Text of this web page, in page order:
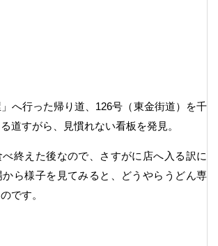
へ行った帰り道、126号（東金街道）を千
道すがら、見慣れない看板を発見。
終えた後なので、さすがに店へ入る訳に
ら様子を見てみると、どうやらうどん専
です。